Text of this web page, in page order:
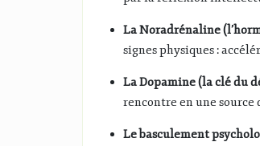
La Noradrénaline
signes physiques :
La Dopamine (la clé du
rencontre en une
Le basculement